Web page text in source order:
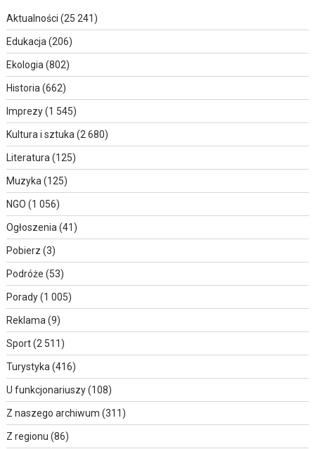
Aktualności (25 241)
Edukacja (206)
Ekologia (802)
Historia (662)
Imprezy(1 545)
Kultura i sztuka (2 680)
Literatura (125)
Muzyka (125)
NGO (1 056)
Ogłoszenia (41)
Pobierz (3)
Podróże (53)
Porady(1 005)
Reklama (9)
Sport(2 511)
Turystyka (416)
U funkcjonariuszy(108)
Z naszego archiwum (311)
Z regionu (86)